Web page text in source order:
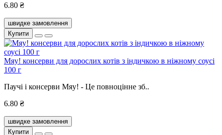
6.80 ₴
швидке замовлення
Купити
Мяу! консерви для дорослих котів з індичкою в ніжному соусі
100 г
Паучі і консерви Мяу! - Це повноцінне зб..
6.80 ₴
швидке замовлення
Купити